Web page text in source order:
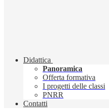
Didattica
Panoramica
Offerta formativa
I progetti delle classi
PNRR
Contatti